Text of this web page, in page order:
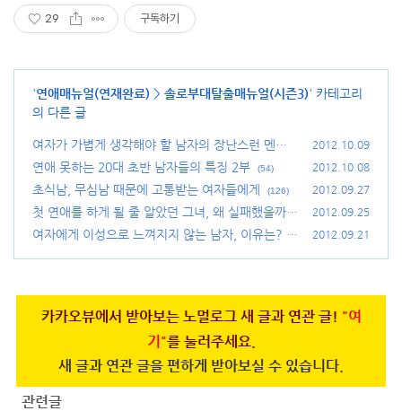
29 구독하기
'연애매뉴얼(연재완료) > 솔로부대탈출매뉴얼(시즌3)' 카테고리
의 다른 글
여자가 가볍게 생각해야 할 남자의 장난스런 멘트
들
(84)
2012.10.09
연애 못하는 20대 초반 남자들의 특징 2부 (54) 2012.10.08
초식남, 무심남 때문에 고통받는 여자들에게 (126) 2012.09.27
첫 연애를 하게 될 줄 알았던 그녀, 왜 실패했을까?
(65)
2012.09.25
여자에게 이성으로 느껴지지 않는 남자, 이유는?
(9
2012.09.21
카카오뷰에서 받아보는 노멀로그 새 글과 연관 글! "여
기"를 눌러주세요.
새 글과 연관 글을 편하게 받아보실 수 있습니다.
관련글